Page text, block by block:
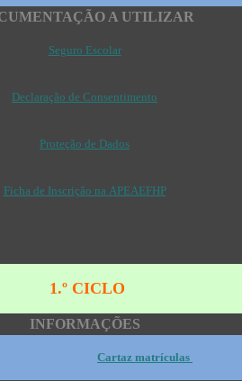
A UTILIZAR
Seguro Escolar
Declaração de Consentimento
Proteção de Dados
Ficha de Inscrição na APEAEFHP
1.º CICLO
INFORMAÇÕES
Cartaz matrículas